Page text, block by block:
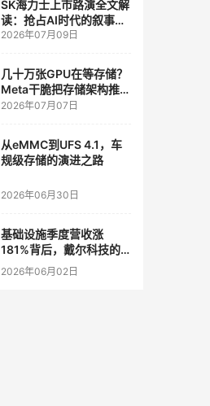
SK海力士上市路演全文解
读：抢占AI时代的叙事主
导权
2026年07月09日
几十万张GPU在等存储？
Meta干脆把存储架构推倒
重来了
2026年07月07日
从eMMC到UFS 4.1，车
规级存储的演进之路
2026年06月30日
基础设施季度营收涨
181%背后，戴尔科技的
存储创新还在加速
2026年06月02日